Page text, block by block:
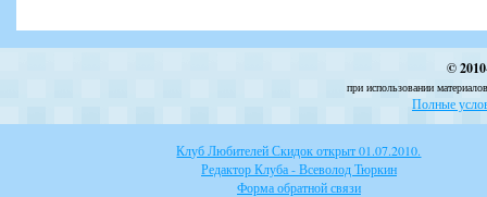
©
при использовании
Полные
Клуб Любителей Скидок открыт 01.07.2010.
Редактор Клуба - Всеволод Тюркин
Форма обратной связи